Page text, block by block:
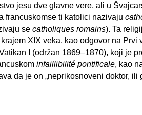
jesu dve glavne vere, ali u
francuskomse ti katolici nazivaju
se catholiques romains). Ta
XIX veka, kao odgovor na Prvi
I (održan 1869–1870), koji je
infaillibilité pontificale, kao
da je on „neprikosnoveni doktor, ili